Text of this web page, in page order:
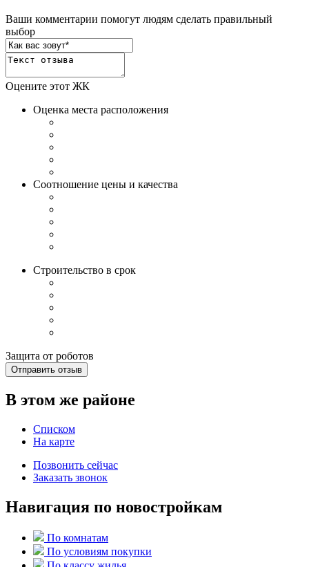
Ваши комментарии помогут людям сделать правильный
выбор
Оцените этот ЖК
Оценка места расположения
Соотношение цены и качества
Строительство в срок
Защита от роботов
Отправить отзыв
В этом же районе
Списком
На карте
Позвонить сейчас
Заказать звонок
Навигация по новостройкам
По комнатам
По условиям покупки